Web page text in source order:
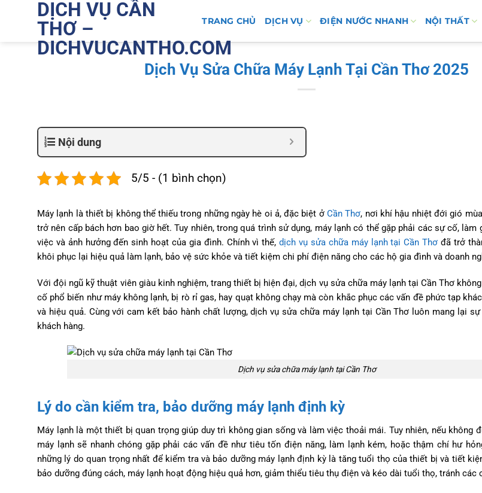
DỊCH VỤ CẦN
THƠ –
DICHVUCANTHO.COM
TRANG CHỦ DỊCH VỤ ĐIỆN NƯỚC NHANH NỘI THẤT
Dịch Vụ Sửa Chữa Máy Lạnh Tại Cần Thơ 2025
Nội dung
5/5 - (1 bình chọn)
Máy lạnh là thiết bị không thể thiếu trong những ngày hè oi ả, đặc biệt ởCần Thơ, nơi khí hậu nhiệt đới gió
trở nên cấp bách hơn bao giờ hết. Tuy nhiên, trong quá trình sử dụng, máy lạnh có thể gặp phải các sự cố, làm
việc và ảnh hưởng đến sinh hoạt của gia đình. Chính vì thế,dịch vụ sửa chữa máy lạnh tại Cần Thơ đã trở
khôi phục lại hiệu quả làm lạnh, bảo vệ sức khỏe và tiết kiệm chi phí điện năng cho các hộ gia đình và doanh
Với đội ngũ kỹ thuật viên giàu kinh nghiệm, trang thiết bị hiện đại, dịch vụ sửa chữa máy lạnh tại Cần Thơ
cố phổ biến như máy không lạnh, bị rò rỉ gas, hay quạt không chạy mà còn khắc phục các vấn đề phức tạp
và hiệu quả. Cùng với cam kết bảo hành chất lượng, dịch vụ sửa chữa máy lạnh tại Cần Thơ luôn mang lại
khách hàng.
Dịch vụ sửa chữa máy lạnh tại Cần Thơ
Lý do cần kiểm tra, bảo dưỡng máy lạnh định kỳ
Máy lạnh là một thiết bị quan trọng giúp duy trì không gian sống và làm việc thoải mái. Tuy nhiên, nếu không
máy lạnh sẽ nhanh chóng gặp phải các vấn đề như tiêu tốn điện năng, làm lạnh kém, hoặc thậm chí hư
những lý do quan trọng nhất để kiểm tra và bảo dưỡng máy lạnh định kỳ là tăng tuổi thọ của thiết bị và tiết
bảo dưỡng đúng cách, máy lạnh hoạt động hiệu quả hơn, giảm thiểu tiêu thụ điện và kéo dài tuổi thọ, tránh